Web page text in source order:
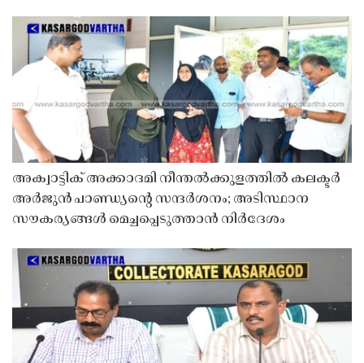
അക്വാട്ടിക് അക്കാദമി നീന്തൽക്കുളത്തിൽ കലക്ടർ
അർജുൻ പാണ്ഡ്യൻ്റെ സന്ദർശനം; അടിസ്ഥാന
സൗകര്യങ്ങൾ മെച്ചപ്പെടുത്താൻ നിർദേശം